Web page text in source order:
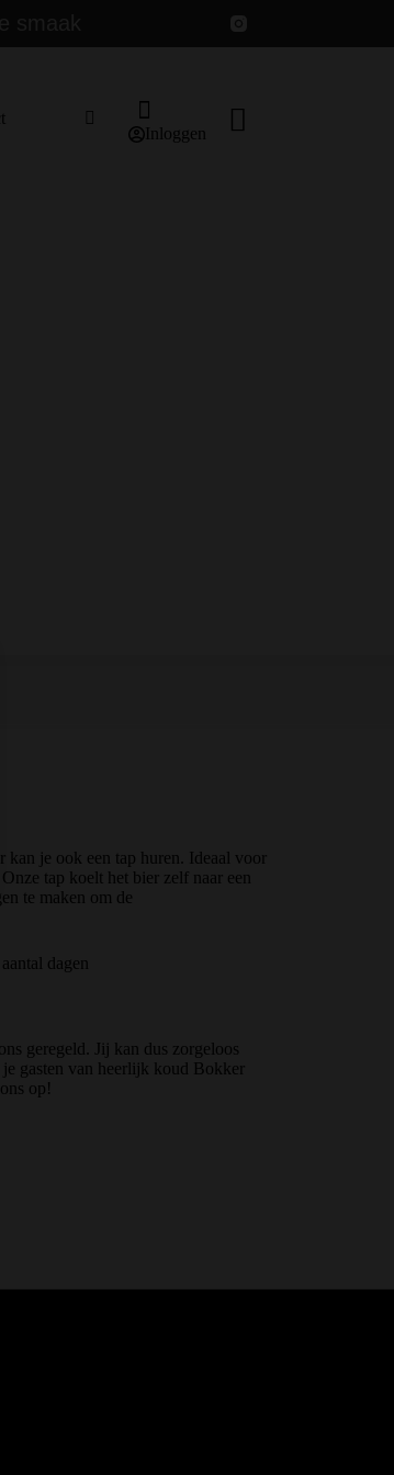
Inloggen
Winkelwagen
je ook een tap huren. Ideaal voor
Onze tap koelt het bier zelf naar een
te maken om de
dagen
geregeld. Jij kan dus zorgeloos
gasten van heerlijk koud Bokker
op!